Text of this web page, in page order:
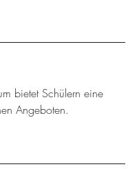
bietet Schülern eine
Angeboten.